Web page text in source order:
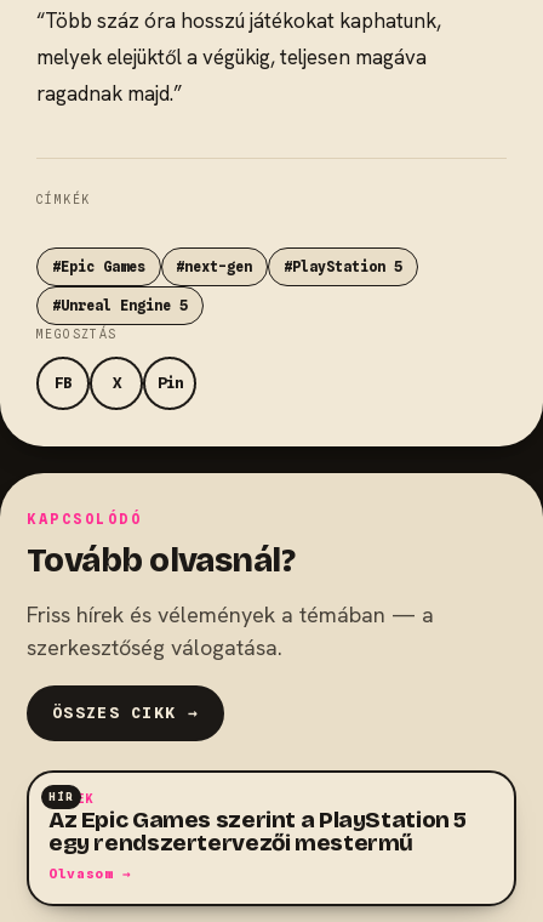
“Több száz óra hosszú játékokat kaphatunk,
melyek elejüktől a végükig, teljesen magáva
ragadnak majd.”
CÍMKÉK
#Epic Games #next-gen #PlayStation 5
#Unreal Engine 5
MEGOSZTÁS
FB X Pin
KAPCSOLÓDÓ
Tovább olvasnál?
Friss hírek és vélemények a témában — a
szerkesztőség válogatása.
ÖSSZES CIKK →
HÍR
HÍREK
Az Epic Games szerint a PlayStation 5
egy rendszertervezői mestermű
Olvasom →